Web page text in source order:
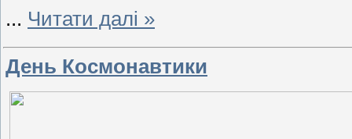
... Читати далі »
День Космонавтики